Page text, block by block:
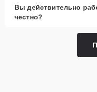
Вы действительно
честно?